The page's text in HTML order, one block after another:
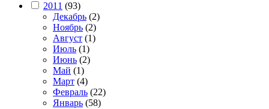
2011 (93)
Декабрь (2)
Ноябрь (2)
Август (1)
Июль (1)
Июнь (2)
Май (1)
Март (4)
Февраль (22)
Январь (58)